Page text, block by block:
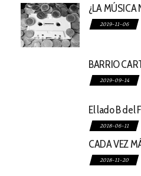
¿LA MÚSICA
2019-11-06
BARRIO
2019-09-14
El lado B del
2018-06-11
CADA VEZ
2018-11-20